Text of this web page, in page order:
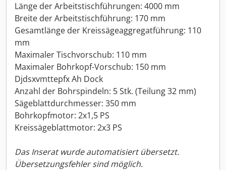
Länge der Arbeitstischführungen: 4000 mm
Breite der Arbeitstischführung: 170 mm
Gesamtlänge der Kreissägeaggregatführung: 110
mm
Maximaler Tischvorschub: 110 mm
Maximaler Bohrkopf-Vorschub: 150 mm
Djdsxvmttepfx Ah Dock
Anzahl der Bohrspindeln: 5 Stk. (Teilung 32 mm)
Sägeblattdurchmesser: 350 mm
Bohrkopfmotor: 2x1,5 PS
Kreissägeblattmotor: 2x3 PS
Das Inserat wurde automatisiert übersetzt.
Übersetzungsfehler sind möglich.